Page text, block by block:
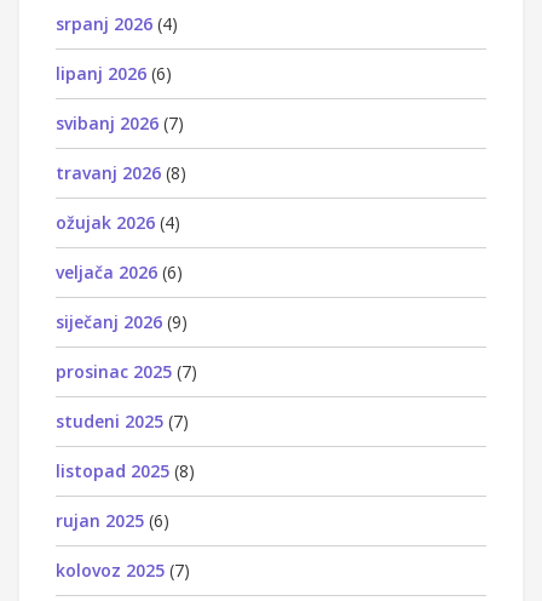
srpanj 2026 (4)
lipanj 2026 (6)
svibanj 2026 (7)
travanj 2026 (8)
ožujak 2026 (4)
veljača 2026 (6)
siječanj 2026 (9)
prosinac 2025 (7)
studeni 2025 (7)
listopad 2025 (8)
rujan 2025 (6)
kolovoz 2025 (7)